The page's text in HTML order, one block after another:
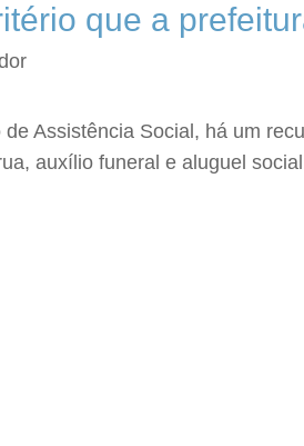
que a
Assistência Social, há um
auxílio funeral e aluguel